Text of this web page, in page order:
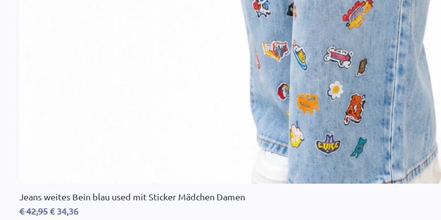
Jeans weites Bein blau used mit Sticker Mädchen Damen
Standardpreis
€ 42,95Sale-Preis
€ 34,36